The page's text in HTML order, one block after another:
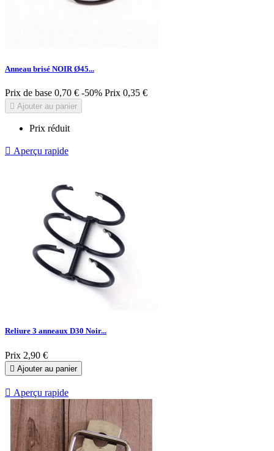
Anneau brisé NOIR Ø45...
Prix de base 0,70 € -50% Prix 0,35 €
 Ajouter au panier
Prix réduit
 Aperçu rapide
Reliure 3 anneaux D30 Noir...
Prix 2,90 €
 Ajouter au panier
 Aperçu rapide